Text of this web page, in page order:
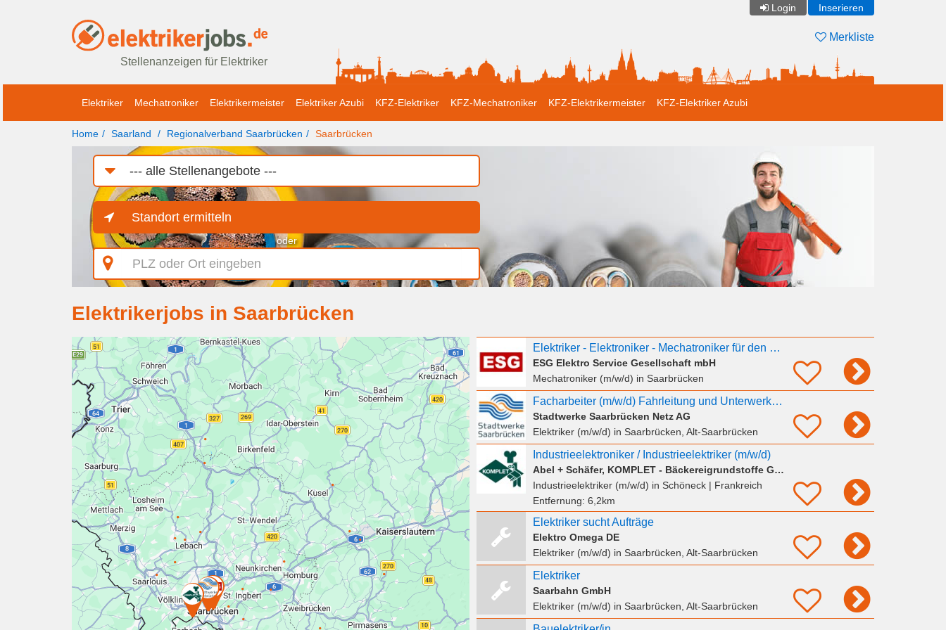
Login Inserieren
Stellenanzeigen für Elektriker
Merkliste
Elektriker Mechatroniker Elektrikermeister Elektriker Azubi KFZ-Elektriker KFZ-Mechatroniker KFZ-Elektrikermeister KFZ-Elektriker Azubi
Home Saarland Regionalverband Saarbrücken Saarbrücken
Job-
Kategorie
Standort ermitteln
oder
PLZ
oder
Ort
Elektrikerjobs in Saarbrücken
Elektriker - Elektroniker - Mechatroniker für den Prüfservice - Saarbrücken (m/w/d)
ESG Elektro Service Gesellschaft mbH
Mechatroniker (m/w/d) in Saarbrücken
Facharbeiter (m/w/d) Fahrleitung und Unterwerke (Elektriker, Energietechniker, o.ä.)
Stadtwerke Saarbrücken Netz AG
Elektriker (m/w/d) in Saarbrücken, Alt-Saarbrücken
Industrieelektroniker / Industrieelektriker (m/w/d)
Abel + Schäfer, KOMPLET - Bäckereigrundstoffe GmbH & Co. KG
Industrieelektriker (m/w/d) in Schöneck| Frankreich
Entfernung: 6,2km
Elektriker sucht Aufträge
Elektro Omega DE
Elektriker (m/w/d) in Saarbrücken, Alt-Saarbrücken
Elektriker
Saarbahn GmbH
Elektriker (m/w/d) in Saarbrücken, Alt-Saarbrücken